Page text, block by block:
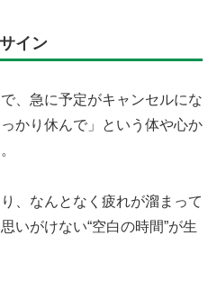
イン
、急に予定がキャンセルにな
かり休んで」という体や心か
、なんとなく疲れが溜まって
いがけない“空白の時間”が生